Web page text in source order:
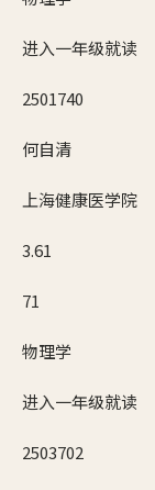
进入一年级就读
2501740
何自清
上海健康医学院
3.61
71
物理学
进入一年级就读
2503702